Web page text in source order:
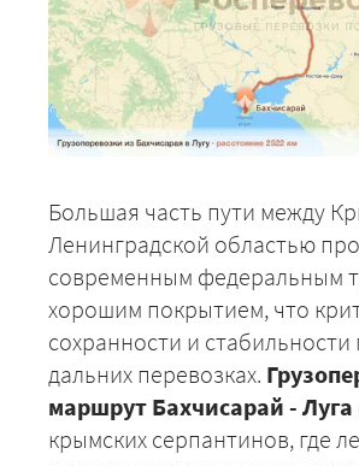
Большая часть пути между
Ленинградской областью
современным федеральным
хорошим покрытием, что
сохранности и стабильности
дальних перевозках.
маршрут Бахчисарай - Луга
крымских серпантинов, где